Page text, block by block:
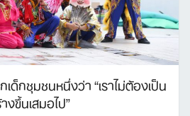
เด็กชุมชนหนึ่งว่า “เราไม่ต้องเป็น
ขึ้นเสมอไป”